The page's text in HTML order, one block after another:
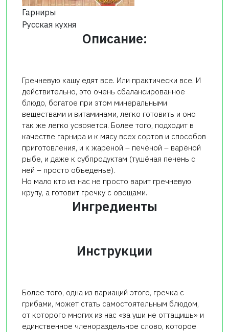
Гарниры
Русская кухня
Описание:
Гречневую кашу едят все. Или практически все. И
действительно, это очень сбалансированное
блюдо, богатое при этом минеральными
веществами и витаминами, легко готовить и оно
так же легко усвояется. Более того, подходит в
качестве гарнира и к мясу всех сортов и способов
приготовления, и к жареной – печёной – варёной
рыбе, и даже к субпродуктам (тушёная печень с
ней – просто объеденье).
Но мало кто из нас не просто варит гречневую
крупу, а готовит гречку с овощами.
Ингредиенты
Инструкции
Более того, одна из вариаций этого, гречка с
грибами, может стать самостоятельным блюдом,
от которого многих из нас «за уши не оттащишь» и
единственное членораздельное слово, которое